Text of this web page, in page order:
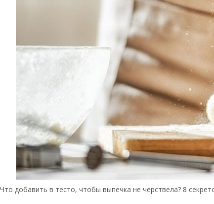
Что добавить в тесто, чтобы выпечка не черствела? 8